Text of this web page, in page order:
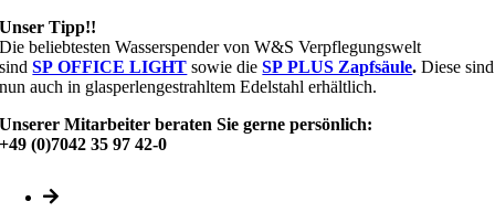
Unser Tipp!!
Die beliebtesten Wasserspender von W&S Verpflegungswelt
sindSP OFFICE LIGHT sowie dieSP PLUS Zapfsäule.Diese sind
nun auch in glasperlengestrahltem Edelstahl erhältlich.
Unserer Mitarbeiter beraten Sie gerne persönlich:
+49 (0)7042 35 97 42-0